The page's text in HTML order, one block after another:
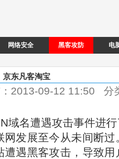
网络安全 黑客攻防 电
京东凡客淘宝
2013-09-12 11:50 分
域名遭遇攻击事件进
网发展至今从未间断
遭遇黑客攻击，导致